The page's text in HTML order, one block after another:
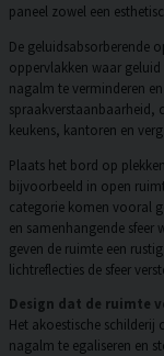
paneel zowel een
De geluidsabsorberende
oppervlakken waar
nagalm te verminderen
spraakverstaanbaarheid,
keukens, kantoren en
Plaats het bord op
bijvoorbeeld in open
categorie komen vooral
en samenhangende sfeer
geven de ruimte een
lichtreflecties de sfeer
Design dat de ruimte
Het akoestische schilderij
nagalm te egaliseren en